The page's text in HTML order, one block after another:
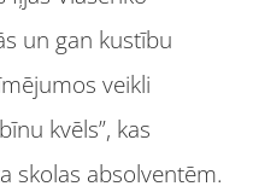
un gan kustību
veikli
kvēls”, kas
skolas absolventēm.